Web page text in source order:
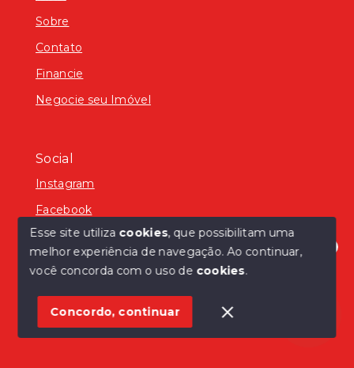
Olá! Estamos disponíveis para te ajudar.
Sobre
Contato
Financie
Negocie seu Imóvel
Social
Instagram
Facebook
© Copyright 2026 - Ilvo Gabriel Ioris CRECI: 22267 -
SITE PARA IMOBILIARIA
Esse site utiliza cookies, que possibilitam uma
melhor experiência de navegação.Ao continuar,
você concorda com o uso de cookies.
Concordo, continuar